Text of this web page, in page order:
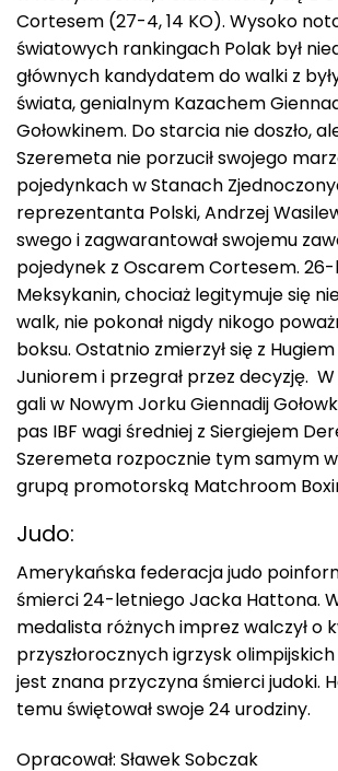
Cortesem (27-4, 14 KO). Wysoko
światowych rankingach Polak był
głównych kandydatem do walki z
świata, genialnym Kazachem
Gołowkinem. Do starcia nie doszło,
Szeremeta nie porzucił swojego
pojedynkach w Stanach
reprezentanta Polski, Andrzej
swego i zagwarantował swojemu
pojedynek z Oscarem Cortesem.
Meksykanin, chociaż legitymuje się
walk, nie pokonał nigdy nikogo
boksu. Ostatnio zmierzył się z
Juniorem i przegrał przez decyzję.
gali w Nowym Jorku Giennadij
pas IBF wagi średniej z Siergiejem
Szeremeta rozpocznie tym samym
grupą promotorską Matchroom
Judo:
Amerykańska federacja judo
śmierci 24-letniego Jacka Hattona.
medalista różnych imprez walczył o
przyszłorocznych igrzysk
jest znana przyczyna śmierci judoki.
temu świętował swoje 24 urodziny.
Opracował: Sławek Sobczak